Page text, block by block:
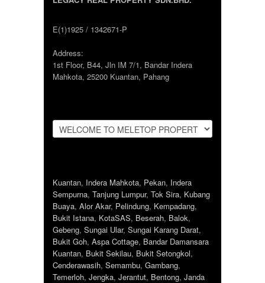
E(1)1925 / 1342671-P
Address:
1st Floor, B44, Jln IM 7/1, Bandar Indera
Mahkota, 25200 Kuantan, Pahang
Kuantan, Indera Mahkota, Pekan, Indera
Sempurna, Tanjung Lumpur, Tok Sira, Kubang
Buaya, Alor Akar, Pelindung, Kempadang,
Bukit Istana, KotaSAS, Beserah, Balok,
Gebeng, Sungai Ular, Sungai Karang Darat,
Bukit Goh, Aspa Cottage, Bandar Damansara
Kuantan, Bukit Sekilau, Bukit Setongkol,
Cenderawasih, Semambu, Gambang,
Temerloh, Jengka, Jerantut, Bentong, Janda